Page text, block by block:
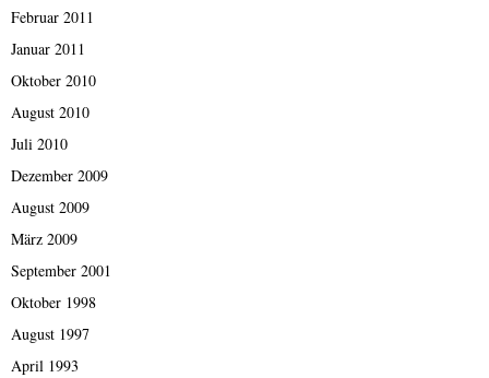
Februar 2011
Januar 2011
Oktober 2010
August 2010
Juli 2010
Dezember 2009
August 2009
März 2009
September 2001
Oktober 1998
August 1997
April 1993